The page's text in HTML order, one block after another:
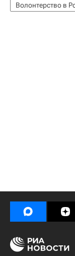
Волонтерство в